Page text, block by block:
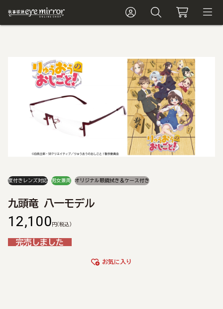
度付きレンズ対応 男女兼用 オリジナル眼鏡拭き＆ケース付き
九頭竜 八一モデル
12,100 円 (税込)
完売しました
お気に入り